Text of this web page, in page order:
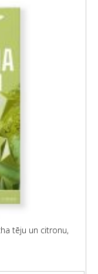
tēju un citronu,